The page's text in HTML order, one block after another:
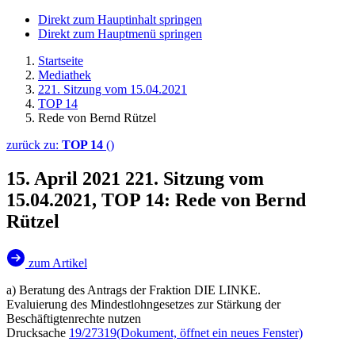
Direkt zum Hauptinhalt springen
Direkt zum Hauptmenü springen
Startseite
Mediathek
221. Sitzung vom 15.04.2021
TOP 14
Rede von Bernd Rützel
zurück zu: TOP 14 ()
15. April 2021 221. Sitzung vom
15.04.2021, TOP 14: Rede von Bernd
Rützel
zum Artikel
a) Beratung des Antrags der Fraktion DIE LINKE.
Evaluierung des Mindestlohngesetzes zur Stärkung der
Beschäftigtenrechte nutzen
Drucksache 19/27319(Dokument, öffnet ein neues Fenster)